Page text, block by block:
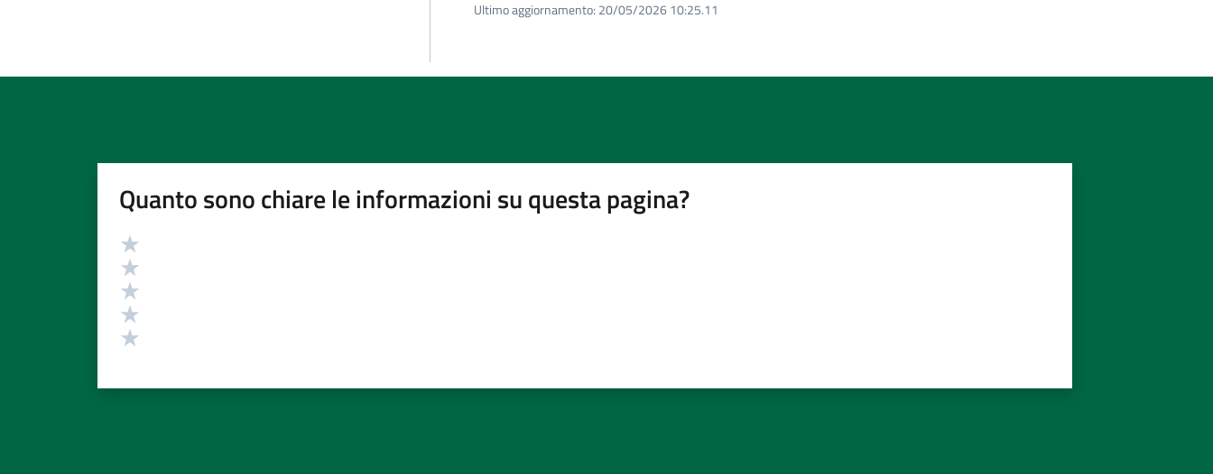
Ultimo aggiornamento: 20/05/2026 10:25.11
Quanto sono chiare le informazioni su questa pagina?
Valutazione